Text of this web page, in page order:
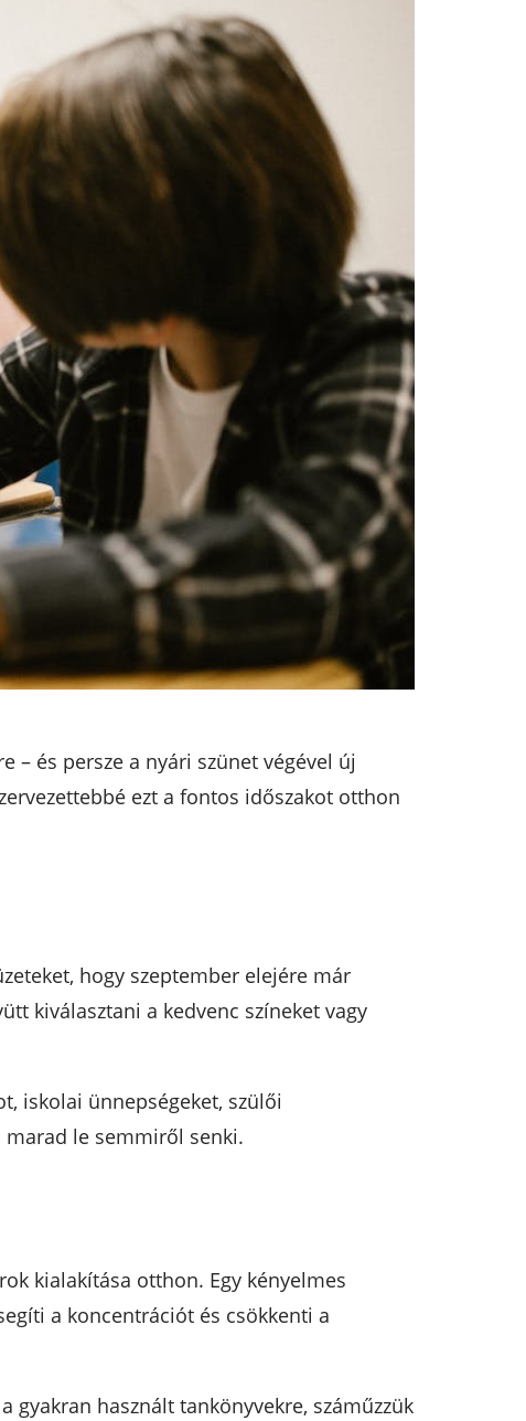
– és persze a nyári szünet végével új
ezt a fontos időszakot otthon
hogy szeptember elejére már
kiválasztani a kedvenc színeket vagy
iskolai ünnepségeket, szülői
le semmiről senki.
kialakítása otthon. Egy kényelmes
a koncentrációt és csökkenti a
gyakran használt tankönyvekre, száműzzük